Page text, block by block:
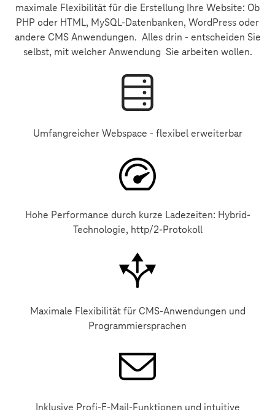
maximale Flexibilität für die Erstellung Ihre Website: Ob
PHP oder HTML, MySQL-Datenbanken, WordPress oder
andere CMS Anwendungen. Alles drin - entscheiden Sie
selbst, mit welcher Anwendung Sie arbeiten wollen.
Umfangreicher Webspace - flexibel erweiterbar
Hohe Performance durch kurze Ladezeiten: Hybrid-
Technologie, http/2-Protokoll
Maximale Flexibilität für CMS-Anwendungen und
Programmiersprachen
Inklusive Profi-E-Mail-Funktionen und intuitive